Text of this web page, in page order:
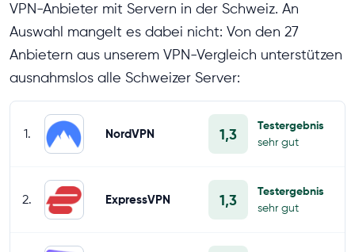
VPN-Anbieter mit Servern in der Schweiz. An
Auswahl mangelt es dabei nicht: Von den 27
Anbietern aus unserem VPN-Vergleich unterstützen
ausnahmslos alle Schweizer Server:
1. NordVPN 1,3
Testergebnis
sehr gut
2. ExpressVPN 1,3
Testergebnis
sehr gut